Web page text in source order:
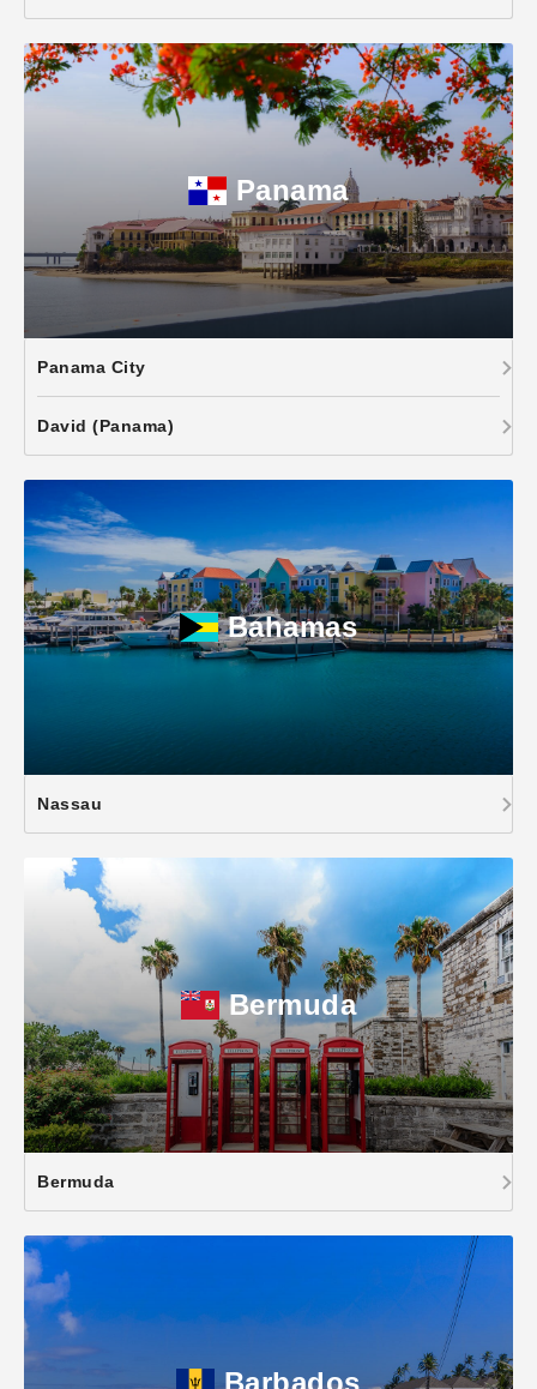
Panama
Panama City
David (Panama)
Bahamas
Nassau
Bermuda
Bermuda
Barbados